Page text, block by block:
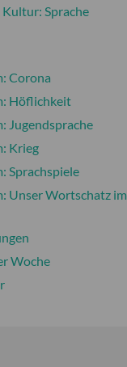
Sprache
Corona
Höflichkeit
Jugendsprache
Krieg
Sprachspiele
Unser Wortschatz im
Woche